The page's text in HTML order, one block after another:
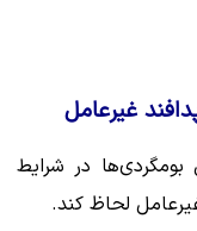
غیرعامل
در شرایط
لحاظ کند.